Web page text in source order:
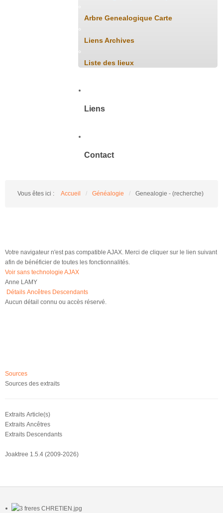
Arbre Genealogique Carte
Liens Archives
Liste des lieux
Liens
Contact
Vous êtes ici : Accueil / Généalogie / Genealogie - (recherche)
Votre navigateur n'est pas compatible AJAX. Merci de cliquer sur le lien suivant
afin de bénéficier de toutes les fonctionnalités.
Voir sans technologie AJAX
Anne LAMY
Détails Ancêtres Descendants
Aucun détail connu ou accès réservé.
Sources
Sources des extraits
Extraits Article(s)
Extraits Ancêtres
Extraits Descendants
Joaktree 1.5.4 (2009-2026)